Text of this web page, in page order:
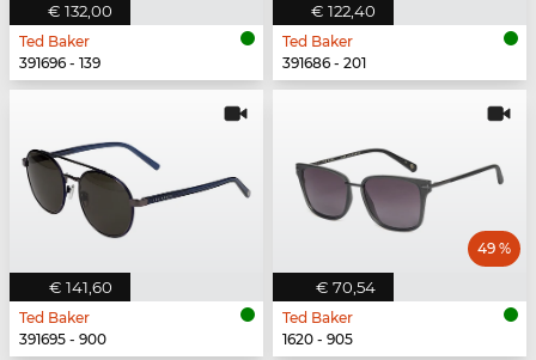
€ 132,00
Ted Baker
391696 - 139
€ 122,40
Ted Baker
391686 - 201
€ 141,60
Ted Baker
391695 - 900
€ 70,54
49 %
Ted Baker
1620 - 905